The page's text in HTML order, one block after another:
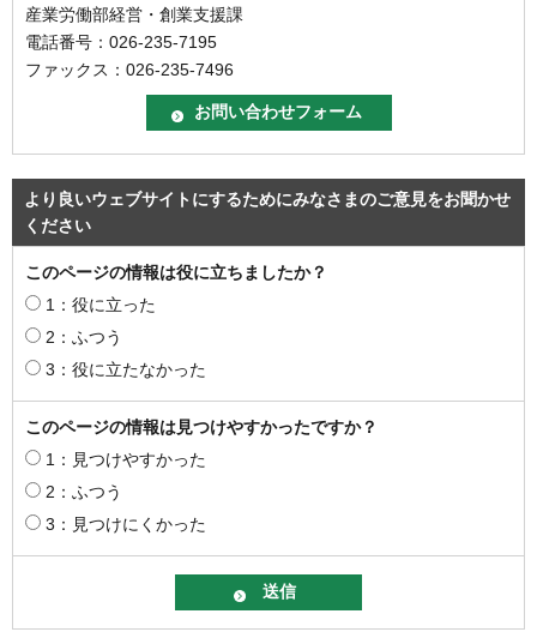
産業労働部経営・創業支援課
電話番号：026-235-7195
ファックス：026-235-7496
より良いウェブサイトにするためにみなさまのご意見をお聞かせ
ください
このページの情報は役に立ちましたか？
1：役に立った
2：ふつう
3：役に立たなかった
このページの情報は見つけやすかったですか？
1：見つけやすかった
2：ふつう
3：見つけにくかった